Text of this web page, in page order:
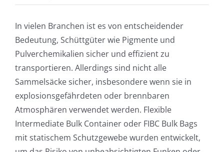
In vielen Branchen ist es von entscheidender
Bedeutung, Schüttgüter wie Pigmente und
Pulverchemikalien sicher und effizient zu
transportieren. Allerdings sind nicht alle
Sammelsäcke sicher, insbesondere wenn sie in
explosionsgefährdeten oder brennbaren
Atmosphären verwendet werden. Flexible
Intermediate Bulk Container oder FIBC Bulk Bags
mit statischem Schutzgewebe wurden entwickelt,